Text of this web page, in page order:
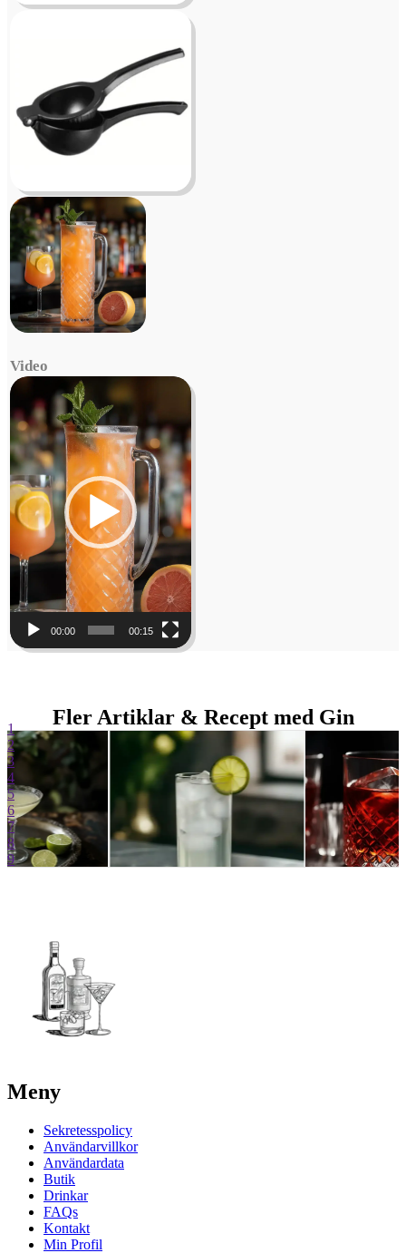
Video
Video
Player
00:00 00:15
Fler Artiklar & Recept med Gin
1
2
3
4
5
6
7
8
9
Meny
Sekretesspolicy
Användarvillkor
Användardata
Butik
Drinkar
FAQs
Kontakt
Min Profil